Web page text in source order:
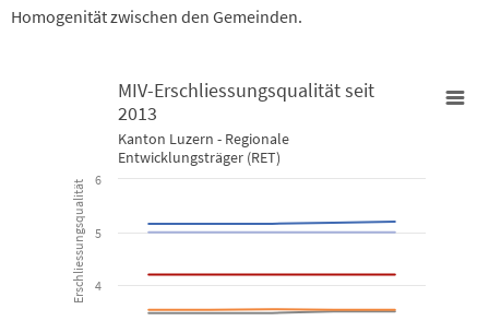
Homogenität zwischen den Gemeinden.
MIV-Erschliessungsqualität seit 2013
Line chart with 5 lines.
Kanton Luzern - Regionale Entwicklungsträger (RET)
View as data table, MIV-Erschliessungsqualität seit 2013
The chart has 1 X axis displaying categories.
Erschliessungsqualität
MIV-Erschliessungsqualität seit
2013
Kanton Luzern - Regionale
Entwicklungsträger (RET)
4
5
6